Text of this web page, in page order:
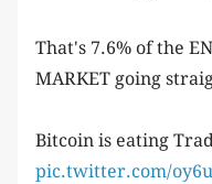
That's 7.6% of the
MARKET going
Bitcoin is eating
pic.twitter.com/